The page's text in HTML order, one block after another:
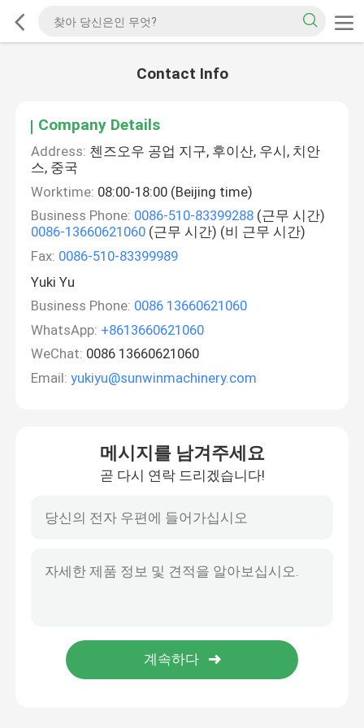
Contact Info
Company Details
Address: 첸즈오우 공업 지구, 후이산, 우시, 치안
스, 중국
Worktime: 08:00-18:00 (Beijing time)
Business Phone: 0086-510-83399288 (근무 시간)
0086-13660621060 (근무 시간) (비 근무 시간)
Fax: 0086-510-83399989
Yuki Yu
Business Phone: 0086 13660621060
WhatsApp: +8613660621060
WeChat: 0086 13660621060
Email: yukiyu@sunwinmachinery.com
메시지를 남겨주세요
곧 다시 연락 드리겠습니다!